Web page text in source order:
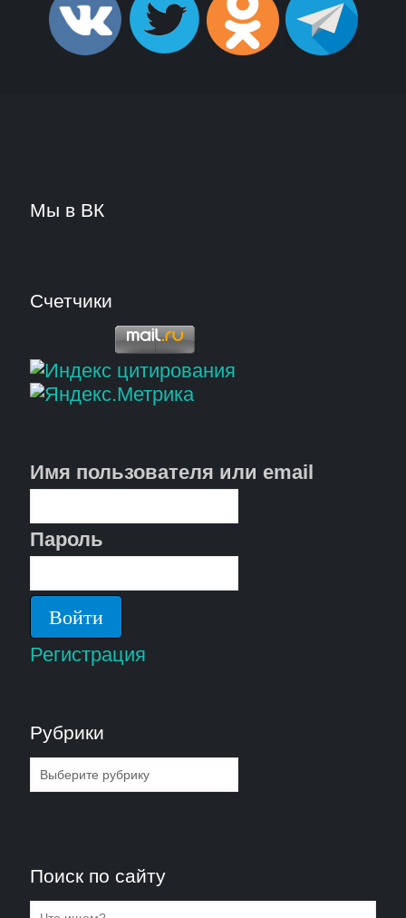
Мы в ВК
Счетчики
Имя пользователя или email
Пароль
Регистрация
Рубрики
Рубрики
Поиск по сайту